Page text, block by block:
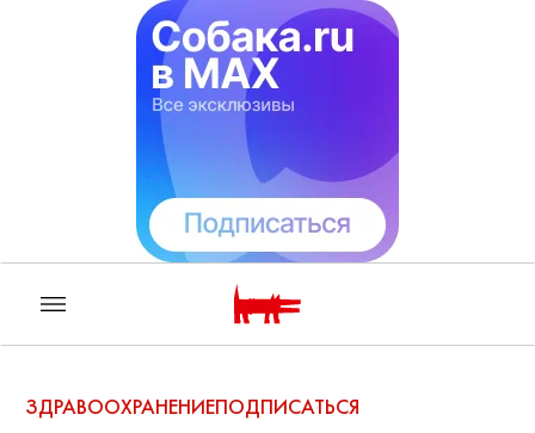
ЗДРАВООХРАНЕНИЕПОДПИСАТЬСЯ